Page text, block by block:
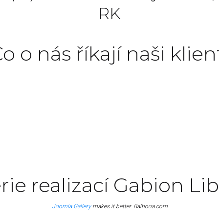
RK
o nás říkají naši
realizací Gabion
Joomla Gallerymakes it better. Balbooa.com